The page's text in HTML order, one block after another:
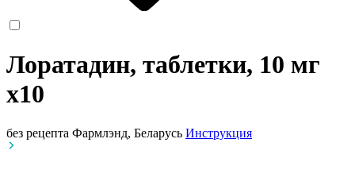
Лоратадин, таблетки, 10 мг
x10
без рецепта Фармлэнд, Беларусь Инструкция